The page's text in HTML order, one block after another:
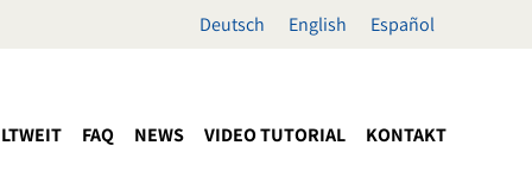
Deutsch English Español
FAQ NEWS VIDEO TUTORIAL KONTAKT